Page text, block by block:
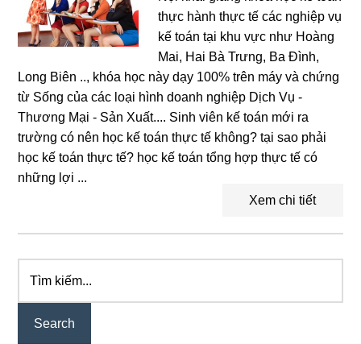
thực hành thực tế các nghiệp vụ
kế toán tại khu vực như Hoàng
Mai, Hai Bà Trưng, Ba Đình,
Long Biên .., khóa học này dạy 100% trên máy và chứng
từ Sống của các loại hình doanh nghiệp Dịch Vụ -
Thương Mại - Sản Xuất.... Sinh viên kế toán mới ra
trường có nên học kế toán thực tế không? tại sao phải
học kế toán thực tế? học kế toán tổng hợp thực tế có
những lợi ...
Xem chi tiết
Primary
Sidebar
kiếm...